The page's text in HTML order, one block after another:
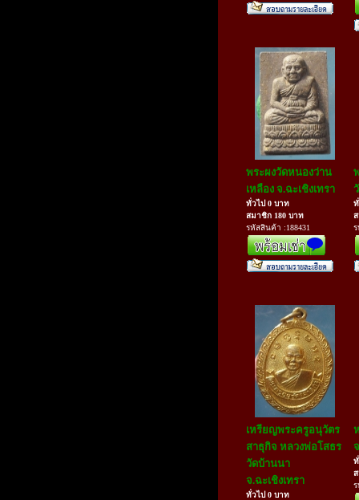
พระผงวัดหนองว่าน
เหลือง จ.ฉะเชิงเทรา
ทั่วไป 0 บาท
สมาชิก 180 บาท
รหัสสินค้า :188431
เหรียญพระครูอนุวัตร
สาธุกิจ หลวงพ่อโสธร
วัดบ้านนา
จ.ฉะเชิงเทรา
ทั่วไป 0 บาท